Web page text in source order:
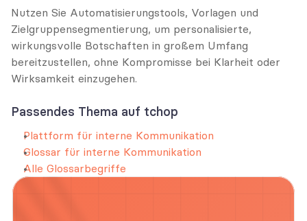
Nutzen Sie Automatisierungstools, Vorlagen und
Zielgruppensegmentierung, um personalisierte,
wirkungsvolle Botschaften in großem Umfang
bereitzustellen, ohne Kompromisse bei Klarheit oder
Wirksamkeit einzugehen.
Passendes Thema auf tchop
Plattform für interne Kommunikation
Glossar für interne Kommunikation
Alle Glossarbegriffe